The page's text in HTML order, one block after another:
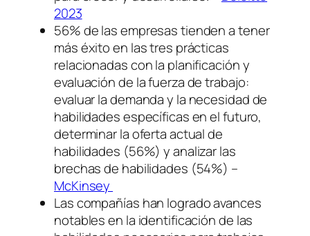
2023
56% de las empresas tienden a tener
más éxito en las tres prácticas
relacionadas con la planificación y
evaluación de la fuerza de trabajo:
evaluar la demanda y la necesidad de
habilidades específicas en el futuro,
determinar la oferta actual de
habilidades (56%) y analizar las
brechas de habilidades (54%) –
McKinsey
Las compañías han logrado avances
notables en la identificación de las